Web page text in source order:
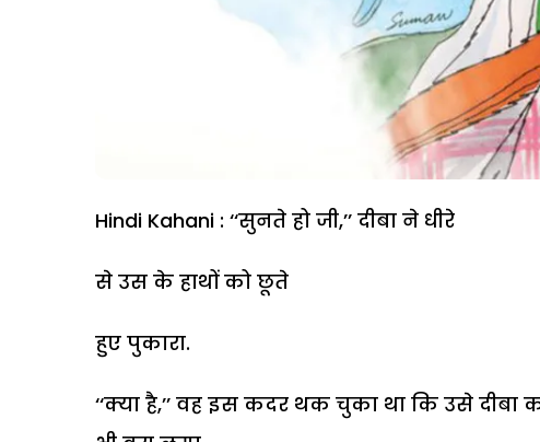
Hindi Kahani : ‘‘सुनते हो जी,’’ दीबा ने धीरे
से उस के हाथों को छूते
हुए पुकारा.
‘‘क्या है,’’ वह इस कदर थक चुका था कि उसे